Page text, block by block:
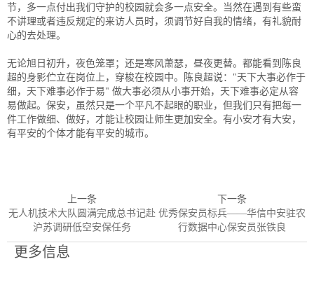
节，多一点付出我们守护的校园就会多一点安全。当然在遇到有些蛮
不讲理或者违反规定的来访人员时，须调节好自我的情绪，有礼貌耐
心的去处理。
无论旭日初升，夜色笼罩；还是寒风萧瑟，昼夜更替。都能看到陈良
超的身影伫立在岗位上，穿梭在校园中。陈良超说："天下大事必作于
细，天下难事必作于易" 做大事必须从小事开始，天下难事必定从容
易做起。保安，虽然只是一个平凡不起眼的职业，但我们只有把每一
件工作做细、做好，才能让校园让师生更加安全。有小安才有大安，
有平安的个体才能有平安的城市。
上一条
无人机技术大队圆满完成总书记赴
沪苏调研低空安保任务
下一条
优秀保安员标兵——华信中安驻农
行数据中心保安员张铁良
更多信息